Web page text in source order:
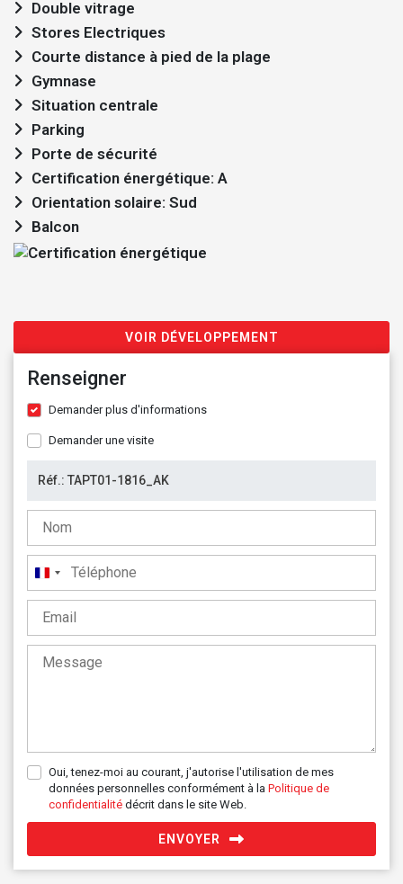
Double vitrage
Stores Electriques
Courte distance à pied de la plage
Gymnase
Situation centrale
Parking
Porte de sécurité
Certification énergétique: A
Orientation solaire: Sud
Balcon
VOIR DÉVELOPPEMENT
Renseigner
Demander plus d'informations
Demander une visite
France
+33
Oui, tenez-moi au courant, j'autorise l'utilisation de mes
données personnelles conformément à la Politique de
confidentialité décrit dans le site Web.
ENVOYER